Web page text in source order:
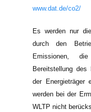
www.dat.de/co2/
Es werden nur
durch den
Emissionen,
Bereitstellung
der Energieträger
werden bei der
WLTP nicht